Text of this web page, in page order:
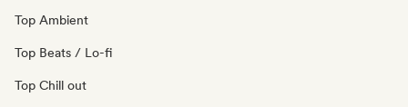
Top Ambient
Top Beats / Lo-fi
Top Chill out